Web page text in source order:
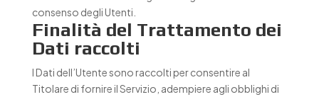
consenso degli Utenti.
Finalità del Trattamento dei
Dati raccolti
I Dati dell’Utente sono raccolti per consentire al
Titolare di fornire il Servizio, adempiere agli obblighi di